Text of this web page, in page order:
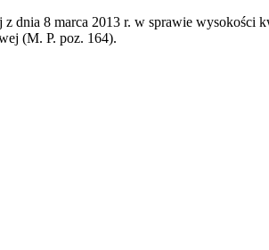
dnia 8 marca 2013 r. w sprawie wysokości
(M. P. poz. 164).